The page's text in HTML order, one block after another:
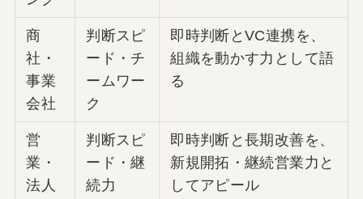
商
社・
事業
会社
判断スピ
ード・チ
ームワー
ク
即時判断とVC連携を、
組織を動かす力として語
る
営
業・
法人
判断スピ
ード・継
続力
即時判断と長期改善を、
新規開拓・継続営業力と
してアピール